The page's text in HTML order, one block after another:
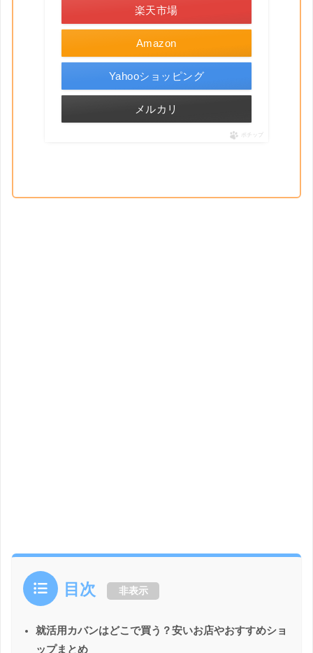
Amazon
楽天市場
Yahooショッピング
メルカリ
ポチップ
目次 非表示
就活用カバンはどこで買う？安いお店やおすすめショ
ップまとめ